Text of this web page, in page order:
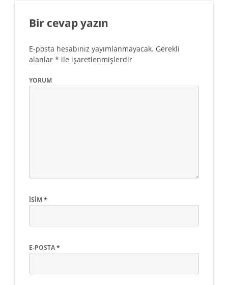
Bir cevap yazın
E-posta hesabınız yayımlanmayacak. Gerekli
alanlar * ile işaretlenmişlerdir
YORUM
İSIM*
E-POSTA*